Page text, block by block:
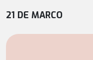
21 DE MARCO